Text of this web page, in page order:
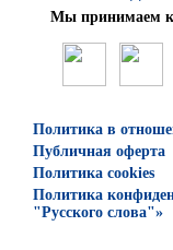
Мы принимаем к
Политика в
Публичная оферта
Политика cookies
Политика
"Русского слова"»